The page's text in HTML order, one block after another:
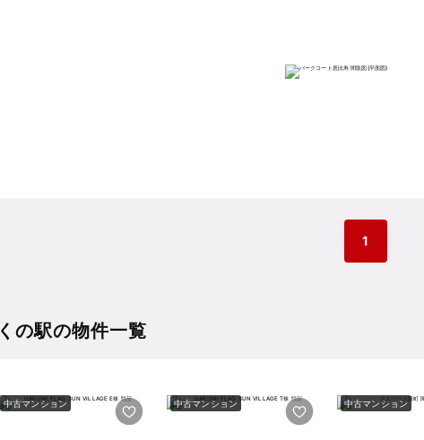
1
の駅の物件一覧
中古マンション 中古マンション 中古マンション